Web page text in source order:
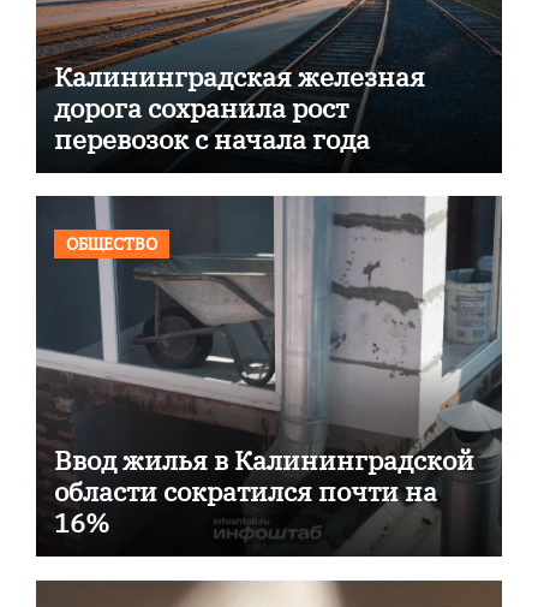
Калининградская железная
дорога сохранила рост
перевозок с начала года
ОБЩЕСТВО
Ввод жилья в Калининградской
области сократился почти на
16%